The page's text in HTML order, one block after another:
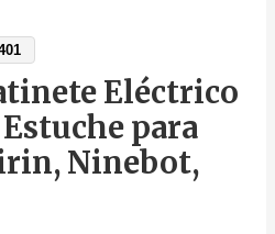
Eléctrico
Estuche para
Ninebot,